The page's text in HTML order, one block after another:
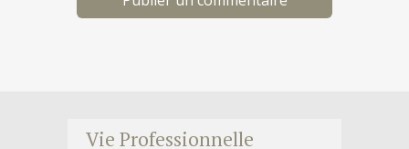
Vie Professionnelle